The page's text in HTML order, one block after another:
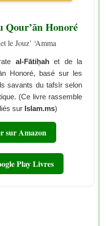
Qour’ān Honoré
le Jouz’ ‘Amma
al-Fātiḥahet de la
Honoré, basé sur les
savants du tafsīr selon
(Ce livre rassemble
sur Islam.ms)
sur Amazon
Play Livres